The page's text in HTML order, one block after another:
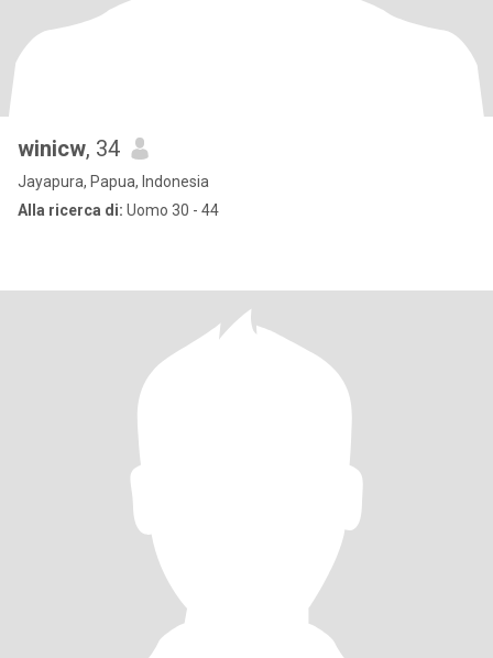
winicw, 34
Jayapura, Papua, Indonesia
Alla ricerca di: Uomo 30 - 44